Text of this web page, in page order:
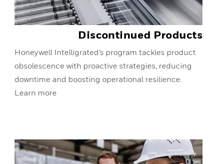
Discontinued Products
Honeywell Intelligrated’s program tackles product
obsolescence with proactive strategies, reducing
downtime and boosting operational resilience.
Learn more